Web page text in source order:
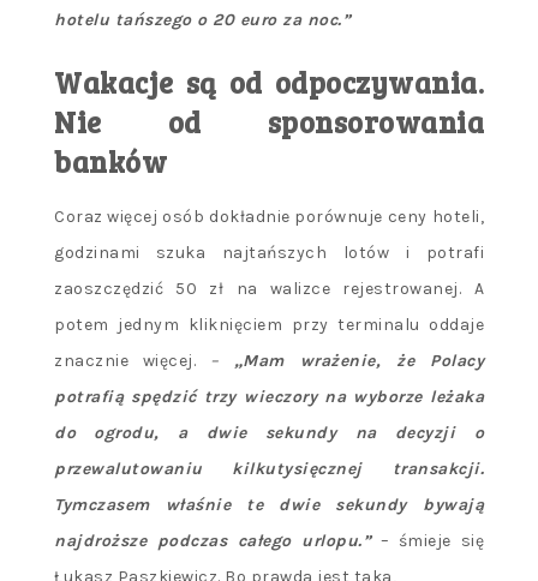
hotelu tańszego o 20 euro za noc.”
Wakacje są od odpoczywania.
Nie od sponsorowania
banków
Coraz więcej osób dokładnie porównuje ceny hoteli,
godzinami szuka najtańszych lotów i potrafi
zaoszczędzić 50 zł na walizce rejestrowanej. A
potem jednym kliknięciem przy terminalu oddaje
znacznie więcej. – „Mam wrażenie, że Polacy
potrafią spędzić trzy wieczory na wyborze leżaka
do ogrodu, a dwie sekundy na decyzji o
przewalutowaniu kilkutysięcznej transakcji.
Tymczasem właśnie te dwie sekundy bywają
najdroższe podczas całego urlopu.”– śmieje się